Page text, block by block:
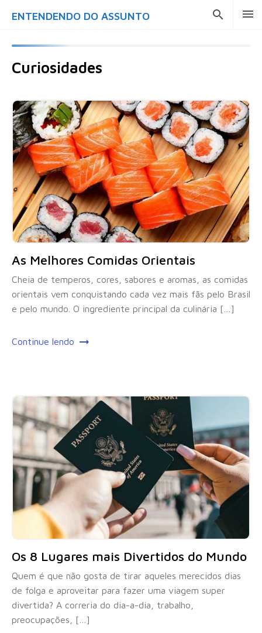
ENTENDENDO DO ASSUNTO
Curiosidades
As Melhores Comidas Orientais
Cheia de temperos, cores, sabores e aromas, as comidas
orientais vem conquistando cada vez mais fãs pelo Brasil
e pelo mundo. O ingrediente principal da culinária […]
Continue lendo
Os 8 Lugares mais Divertidos do Mundo
Quem é que não gosta de tirar aqueles merecidos dias
de folga e aproveitar para fazer uma viagem super
divertida? A correria do dia-a-dia, trabalho,
preocupações, […]